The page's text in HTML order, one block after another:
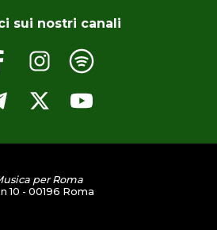
sui nostri canali
per Roma
10 - 00196 Roma